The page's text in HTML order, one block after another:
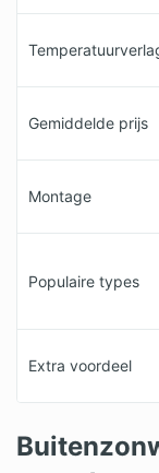
Gemiddelde prijs
Montage
Populaire types
Extra voordeel